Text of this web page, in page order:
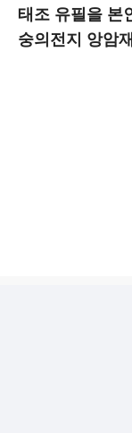
태조 유필을 본
숭의전지 앙암